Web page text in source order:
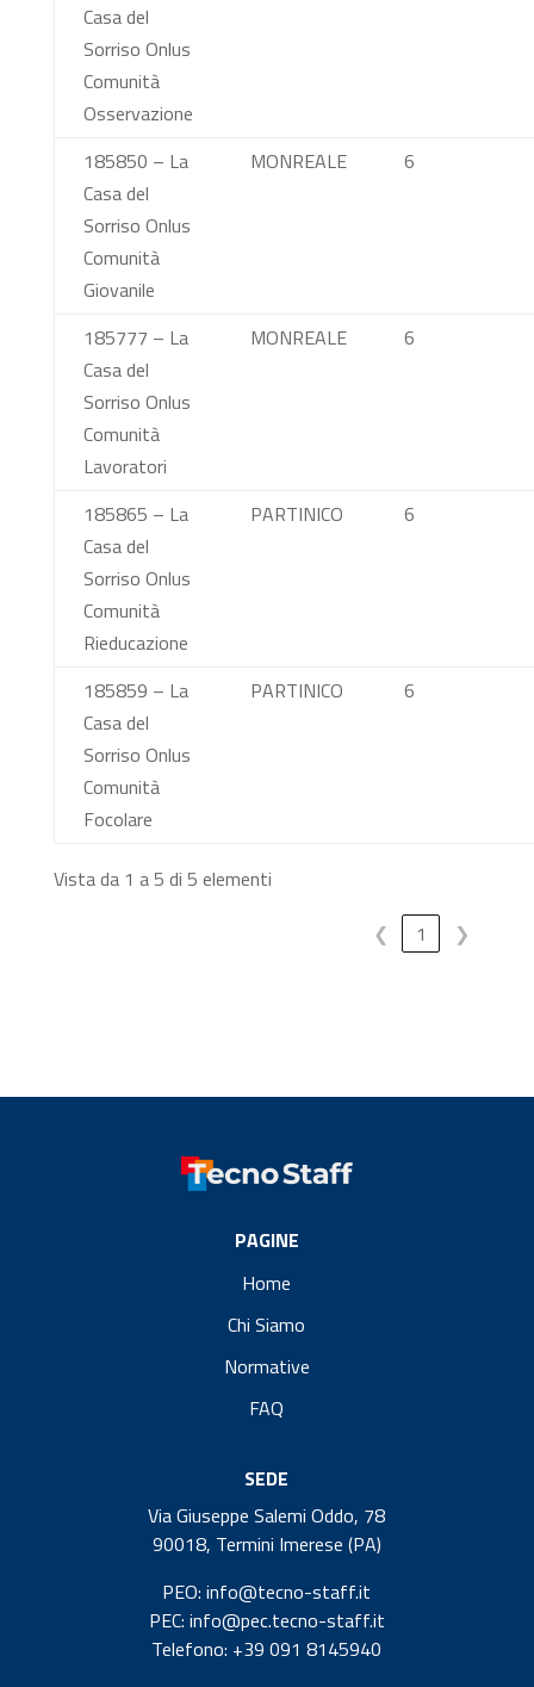
Casa del
Sorriso Onlus
Comunità
Osservazione
185850 – La
Casa del
Sorriso Onlus
Comunità
Giovanile
MONREALE 6
185777 – La
Casa del
Sorriso Onlus
Comunità
Lavoratori
MONREALE 6
185865 – La
Casa del
Sorriso Onlus
Comunità
Rieducazione
PARTINICO 6
185859 – La
Casa del
Sorriso Onlus
Comunità
Focolare
PARTINICO 6
Vista da 1 a 5 di 5 elementi
❮
1 ❯
PAGINE
Home
Chi Siamo
Normative
FAQ
SEDE
Via Giuseppe Salemi Oddo, 78
90018, Termini Imerese (PA)
PEO: info@tecno-staff.it
PEC: info@pec.tecno-staff.it
Telefono: +39 091 8145940